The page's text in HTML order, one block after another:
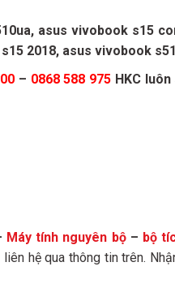
asus vivobook s15
2018, asus vivobook
– 0868 588 975 HKC
Máy tính nguyên bộ– bộ
liên hệ qua thông tin trên.